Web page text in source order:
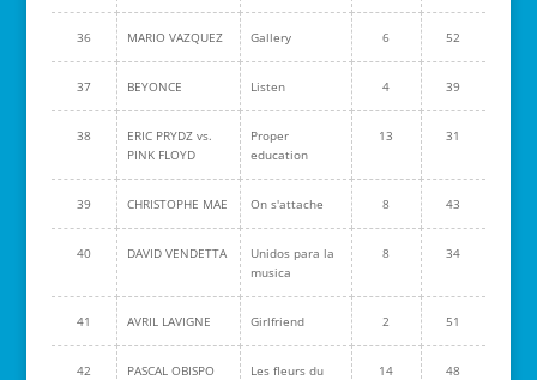
36 MARIO VAZQUEZ Gallery 6 52
37 BEYONCE Listen 4 39
38
ERIC PRYDZ vs.
PINK FLOYD
Proper
education
13 31
39 CHRISTOPHE MAE On s'attache 8 43
40 DAVID VENDETTA
Unidos para la
musica
8 34
41 AVRIL LAVIGNE Girlfriend 2 51
42 PASCAL OBISPO
Les fleurs du
14 48